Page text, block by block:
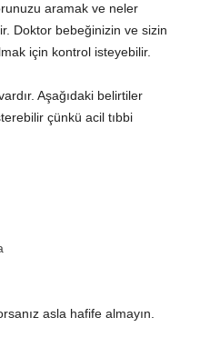
aramak ve neler
Doktor bebeğinizin ve sizin
için kontrol isteyebilir.
Aşağıdaki belirtiler
çünkü acil tıbbi
asla hafife almayın.